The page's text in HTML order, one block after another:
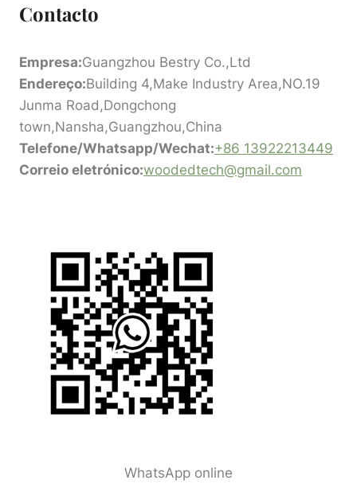
Contacto
Empresa:Guangzhou Bestry Co.,Ltd
Endereço:Building 4,Make Industry Area,NO.19
Junma Road,Dongchong
town,Nansha,Guangzhou,China
Telefone/Whatsapp/Wechat:+86 13922213449
Correio eletrónico:woodedtech@gmail.com
WhatsApp online